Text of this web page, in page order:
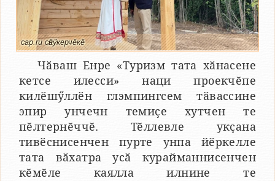
cap.ru сӑнӳкерчӗкӗ
Чӑваш Енре «Туризм тата хӑнасене
кетсе илесси» наци проекчӗпе
килӗшӳллӗн глэмпингсем тӑвассине
эпир унчечн темиҫе хутчен те
пӗлтернӗччӗ. Тӗллевле укҫана
тивӗснисенчен пурте унпа йӗркелле
тата вӑхатра усӑ курайманнисенчен
кӗмӗле каялла илнине те